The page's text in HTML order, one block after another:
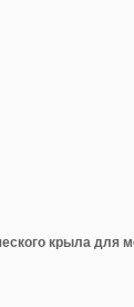
крыла для